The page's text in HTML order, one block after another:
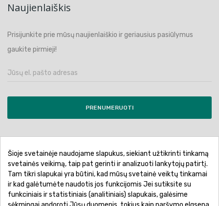
Naujienlaiškis
Prisijunkite prie mūsų naujienlaiškio ir geriausius pasiūlymus
gaukite pirmieji!
PRENUMERUOTI
Pirkimo sąlygos ir taisyklės
Privatumo politika
Garantinis aptarnavimas
Prekių pristatymas
Prekių grąžinimas
Atsiskaitymo būdai
Šioje svetainėje naudojame slapukus, siekiant užtikrinti tinkamą
svetainės veikimą, taip pat gerinti ir analizuoti lankytojų patirtį.
Tam tikri slapukai yra būtini, kad mūsų svetainė veiktų tinkamai
ir kad galėtumėte naudotis jos funkcijomis Jei sutiksite su
funkciniais ir statistiniais (analitiniais) slapukais, galėsime